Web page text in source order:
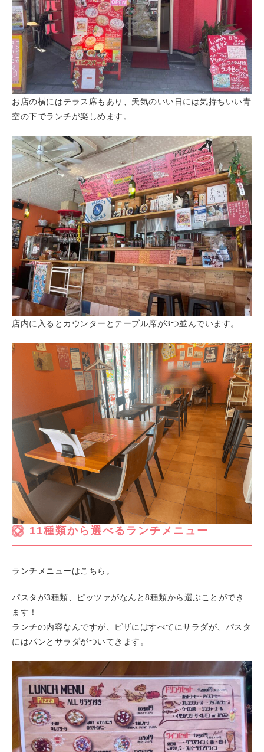
お店の横にはテラス席もあり、天気のいい日には気持ちいい青
空の下でランチが楽しめます。
店内に入るとカウンターとテーブル席が3つ並んでいます。
11種類から選べるランチメニュー
ランチメニューはこちら。
パスタが3種類、ピッツァがなんと8種類から選ぶことができ
ます！
ランチの内容なんですが、ピザにはすべてにサラダが、パスタ
にはパンとサラダがついてきます。